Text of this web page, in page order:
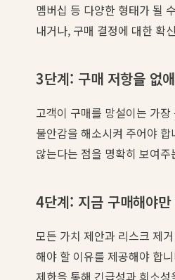
멤버십 등 다양한 형태가 될
내거나, 구매 결정에 대한 확
3단계: 구매 저항을 없
고객이 구매를 망설이는 가
불안감을 해소시켜 주어야
않는다는 점을 명확히 보여
4단계: 지금 구매해야
모든 가치 제안과 리스크 제
해야 할 이유를 제공해야 합
제한을 통해 긴급성과 희소